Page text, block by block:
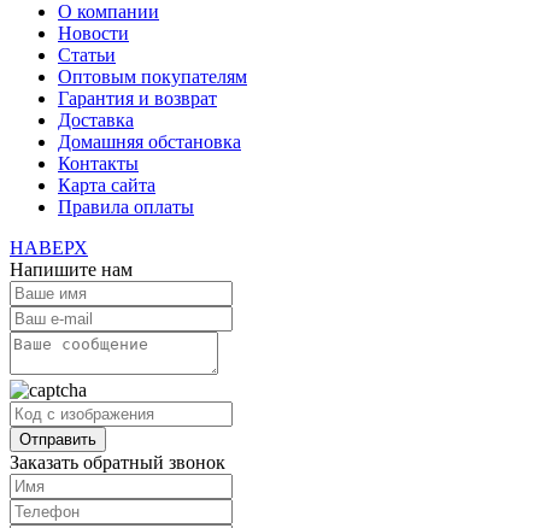
О компании
Новости
Статьи
Оптовым покупателям
Гарантия и возврат
Доставка
Домашняя обстановка
Контакты
Карта сайта
Правила оплаты
НАВЕРХ
Напишите нам
Заказать обратный звонок